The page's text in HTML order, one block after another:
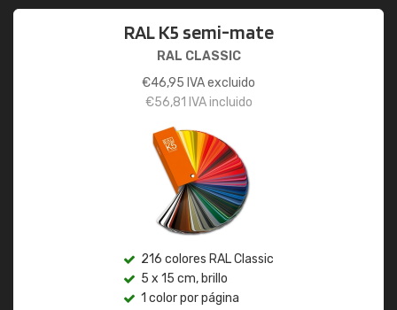
RAL K5 semi-mate
RAL CLASSIC
€46,95 IVA excluido
€56,81 IVA incluido
216 colores RAL Classic
5 x 15 cm, brillo
1 color por página